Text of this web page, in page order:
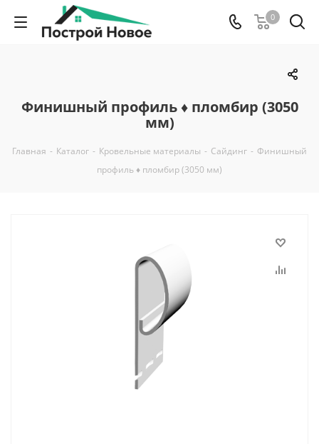
0
Финишный профиль ♦ пломбир (3050
мм)
Главная - Каталог - Кровельные материалы - Сайдинг - Финишный
профиль ♦ пломбир (3050 мм)